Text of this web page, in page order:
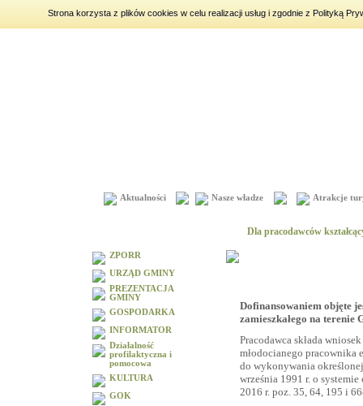
Strona korzysta z plików cookies w celu realizacji usług i zgodnie z Polityką
sobota8 sierpnia 2026 |imieniny:Iza, Cyprian, Dominik
Aktualności Nasze władze Atrakcje
ZPORR
URZĄD GMINY
PREZENTACJA
GMINY
GOSPODARKA
INFORMATOR
Działalność
profilaktyczna i
pomocowa
KULTURA
GOK
Dla pracodawców
Dofinansowaniem objęte
zamieszkałego na terenie
Pracodawca składa
młodocianego pracownika
do wykonywania
września 1991 r. o
2016 r. poz. 35, 64, 195 i